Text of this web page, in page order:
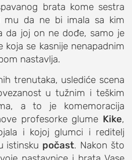
brata kome sestra
mu da ne bi imala sa kim
da joj on ne dođe, samo je
koja se kasnije nenapadnim
nastavlja.
trenutaka, uslediće scena
u tužnim i teškim
a to je komemoracija
profesorke glume Kike,
i kojoj glumci i reditelj
istinsku počast. Nakon što